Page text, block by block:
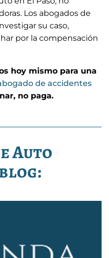
Los abogados de
su caso,
por la compensación
hoy mismo para una
de accidentes
no paga.
Auto